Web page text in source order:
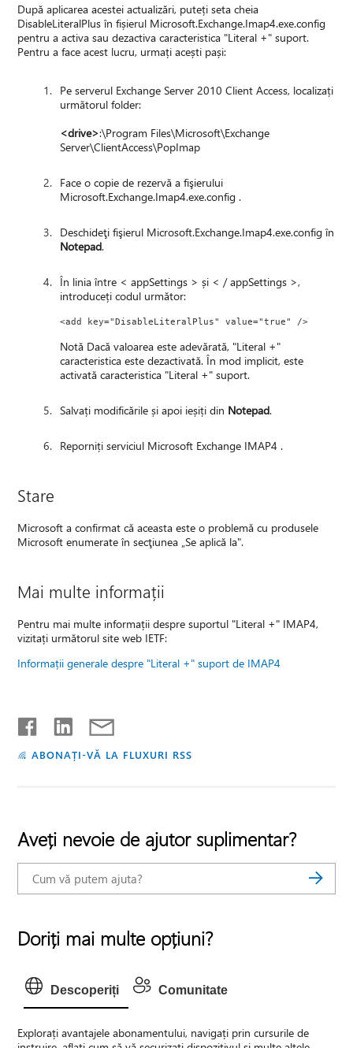
După aplicarea acestei actualizări, puteți seta cheia
DisableLiteralPlus în fișierul Microsoft.Exchange.Imap4.exe.config
pentru a activa sau dezactiva caracteristica "Literal +" suport.
Pentru a face acest lucru, urmați acești pași:
Pe serverul Exchange Server 2010 Client Access, localizați
următorul folder:
<drive>:\Program Files\Microsoft\Exchange
Server\ClientAccess\PopImap
Face o copie de rezervă a fişierului
Microsoft.Exchange.Imap4.exe.config .
Deschideţi fişierul Microsoft.Exchange.Imap4.exe.config în
Notepad.
În linia între < appSettings > și < / appSettings >,
introduceți codul următor:
<add key="DisableLiteralPlus" value="true" />
Notă Dacă valoarea este adevărată, "Literal +"
caracteristica este dezactivată. În mod implicit, este
activată caracteristica "Literal +" suport.
Salvați modificările și apoi ieșiți din Notepad.
Reporniți serviciul Microsoft Exchange IMAP4 .
Stare
Microsoft a confirmat că aceasta este o problemă cu produsele
Microsoft enumerate în secţiunea „Se aplică la".
Mai multe informații
Pentru mai multe informații despre suportul "Literal +" IMAP4,
vizitați următorul site web IETF:
Informații generale despre "Literal +" suport de IMAP4
ABONAȚI-VĂ LA FLUXURI RSS
Aveți nevoie de ajutor suplimentar?
Doriți mai multe opțiuni?
Descoperiți Comunitate
Explorați avantajele abonamentului, navigați prin cursurile de